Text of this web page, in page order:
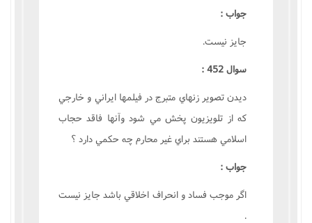
جواب :
جايز نيست.
سوال 452 :
ديدن تصوير زنهاي متبرج در فيلمها ايراني و خارجي
که از تلويزيون پخش مي شود وآنها فاقد حجاب
اسلامي هستند براي غير محارم چه حکمي دارد ؟
جواب :
اگر موجب فساد و انحراف اخلاقي باشد جايز نيست
.